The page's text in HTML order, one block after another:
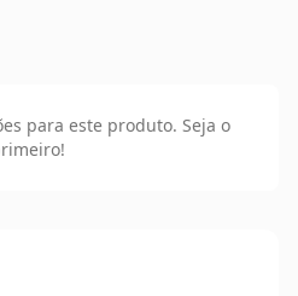
para este produto. Seja o